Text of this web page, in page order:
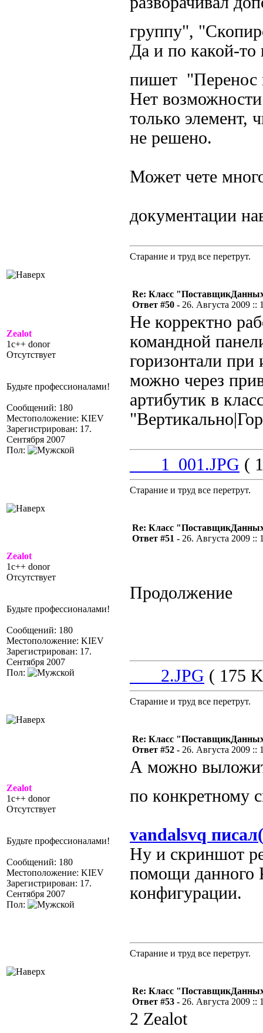
группу",
Да и по какой-то
пишет "Перенос
Нет
только элемент,
не решено.
Может чете
документации
Старание и труд все перетрут.
Zealot
1c++ donor
Отсутствует
Будьте профессионалами!
Сообщений: 180
Местоположение: KIEV
Зарегистрирован: 17.
Сентября 2007
Пол:
Re: Класс
Ответ #50 - 26. Августа 2009 ::
Не корректно
командной
горизонтали
можно через
артибутик в
___1_001.JPG (
Старание и труд все перетрут.
Zealot
1c++ donor
Отсутствует
Будьте профессионалами!
Сообщений: 180
Местоположение: KIEV
Зарегистрирован: 17.
Сентября 2007
Пол:
Re: Класс
Ответ #51 - 26. Августа 2009 ::
Продолжение
___2.JPG ( 175
Старание и труд все перетрут.
Zealot
1c++ donor
Отсутствует
Будьте профессионалами!
Сообщений: 180
Местоположение: KIEV
Зарегистрирован: 17.
Сентября 2007
Пол:
Re: Класс
Ответ #52 - 26. Августа 2009 ::
А можно
по конкретному
vandalsvq
Ну и скриншот
помощи данного
конфигурации.
Старание и труд все перетрут.
Re: Класс
Ответ #53 - 26. Августа 2009 ::
2 Zealot